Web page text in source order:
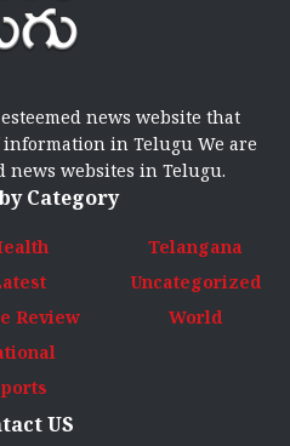
news website that
in Telugu We are
news websites in Telugu.
Category
Review
Telangana
Uncategorized
World
US